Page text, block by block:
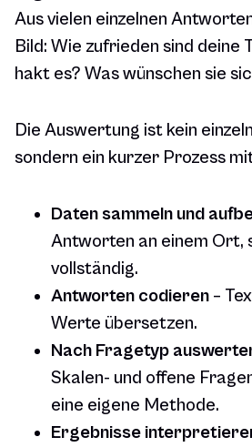
Aus vielen einzelnen
Bild: Wie zufrieden sind deine
hakt es? Was wünschen sie
Die Auswertung ist kein
sondern ein kurzer Prozess
Daten sammeln und
Antworten an einem Ort,
vollständig.
Antworten codieren –
Werte übersetzen.
Nach Fragetyp
Skalen- und offene
eine eigene Methode.
Ergebnisse